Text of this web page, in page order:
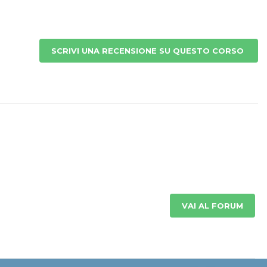
SCRIVI UNA RECENSIONE SU QUESTO CORSO
VAI AL FORUM